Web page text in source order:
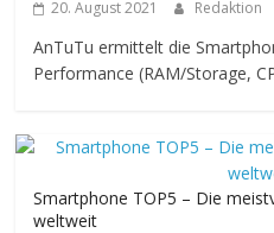
20. August 2021 Redaktion
AnTuTu ermittelt die
Performance (RAM/Storage,
Smartphone TOP5 – Die
weltweit